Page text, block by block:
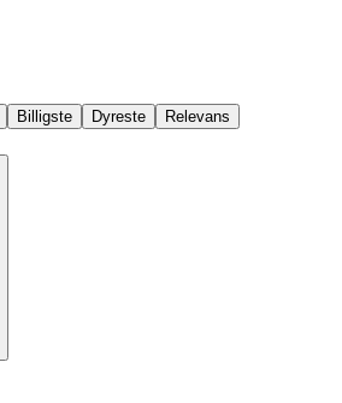
Billigste Dyreste
Relevans